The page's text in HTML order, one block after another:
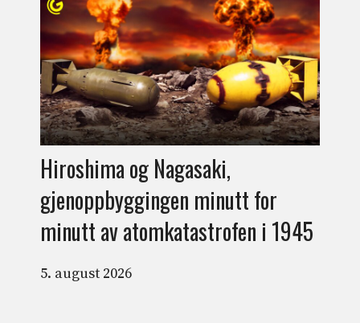
Hiroshima og Nagasaki,
gjenoppbyggingen minutt for
minutt av atomkatastrofen i 1945
5. august 2026